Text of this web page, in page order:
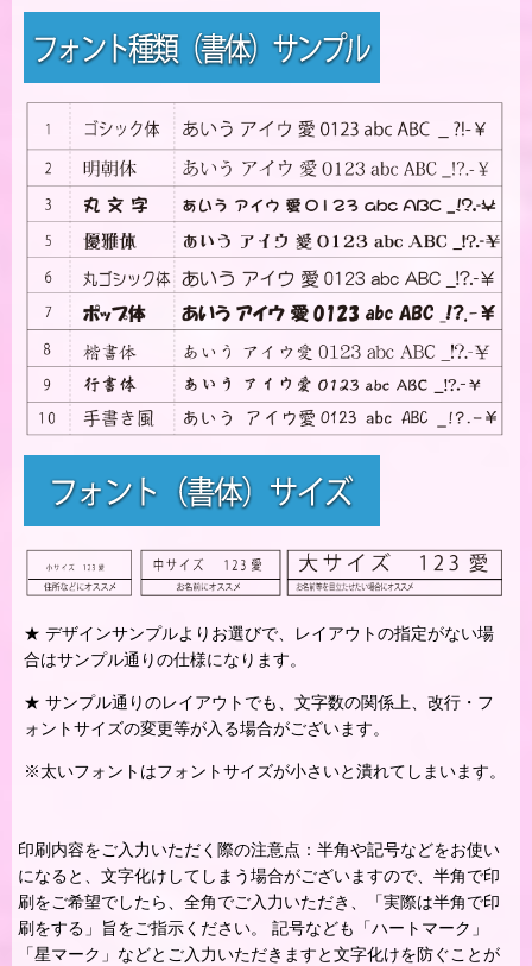
★ デザインサンプルよりお選びで、レイアウトの指定がない場
合はサンプル通りの仕様になります。
★ サンプル通りのレイアウトでも、文字数の関係上、改行・フ
ォントサイズの変更等が入る場合がございます。
※太いフォントはフォントサイズが小さいと潰れてしまいます。
印刷内容をご入力いただく際の注意点：半角や記号などをお使い
になると、文字化けしてしまう場合がございますので、半角で印
刷をご希望でしたら、全角でご入力いただき、「実際は半角で印
刷をする」旨をご指示ください。 記号なども「ハートマーク」
「星マーク」などとご入力いただきますと文字化けを防ぐことが